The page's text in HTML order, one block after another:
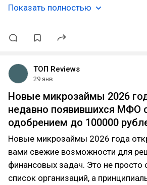
Показать полностью
ТОП Reviews
29 янв
Новые микрозаймы 2026
недавно появившихся МФО
одобрением до 100000
Новые микрозаймы 2026 года
вами свежие возможности для
финансовых задач. Это не просто
список организаций, а